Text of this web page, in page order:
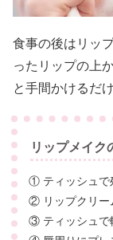
食事の後はリッ
ったリップの上
と手間かけるだ
リップメイク
① ティッシュで
② リップクリー
③ ティッシュで